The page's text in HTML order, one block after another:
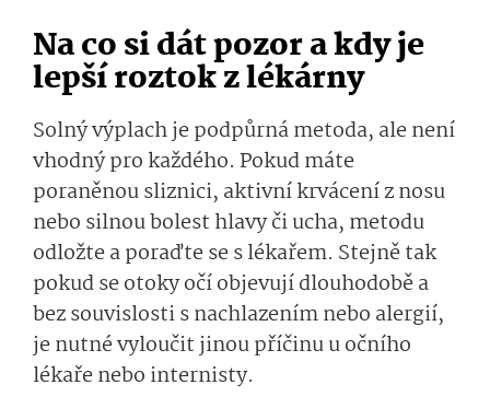
Na co si dát pozor a kdy je
lepší roztok z lékárny
Solný výplach je podpůrná metoda, ale není
vhodný pro každého. Pokud máte
poraněnou sliznici, aktivní krvácení z nosu
nebo silnou bolest hlavy či ucha, metodu
odložte a poraďte se s lékařem. Stejně tak
pokud se otoky očí objevují dlouhodobě a
bez souvislosti s nachlazením nebo alergií,
je nutné vyloučit jinou příčinu u očního
lékaře nebo internisty.